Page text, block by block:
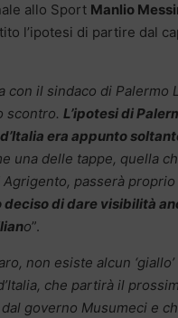
allo Sport Manlio
l’ipotesi di partire dal
con il sindaco di Palermo
scontro. L’ipotesi di
era appunto
una delle tappe, quella
passerà
deciso di dare visibilità
o”.
non esiste alcun
che partirà il
governo Musumeci e